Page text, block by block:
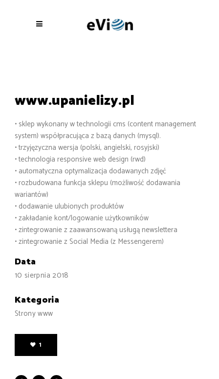
www.upanielizy.pl
• sklep wykonany w technologii cms (content management
system) współpracująca z bazą danych (mysql).
• trzyjęzyczna wersja (polski, angielski, rosyjski)
• technologia responsive web design (rwd)
• automatyczna optymalizacja dodawanych zdjęć
• rozbudowana funkcja sklepu (możliwość dodawania
wariantów)
• dodawanie ulubionych produktów
• zakładanie kont/logowanie użytkowników
• zintegrowanie z zaawansowaną usługą newslettera
• zintegrowanie z Social Media (z Messengerem)
Data
10 sierpnia 2018
Kategoria
Strony www
1